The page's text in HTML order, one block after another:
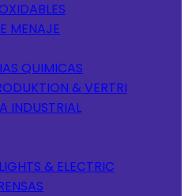
MENAJE
QUIMICAS
& VERTRI
INDUSTRIAL
& ELECTRIC